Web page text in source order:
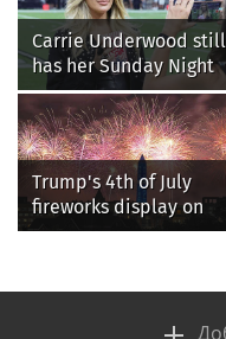
Carrie Underwood still
has her Sunday Night
Football fastball,
awkward Jim
Baywatch Livvy Dunne!
Trump's 4th of July
fireworks display on
National Mall